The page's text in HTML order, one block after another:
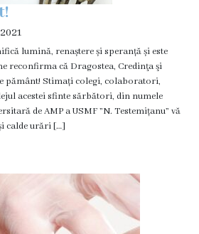
lumină, renaștere și speranță și este
reconfirma că Dragostea, Credinţa şi
pământ! Stimați colegi, colaboratori,
acestei sfinte sărbători, din numele
de AMP a USMF ”N. Testemițanu” vă
calde urări […]